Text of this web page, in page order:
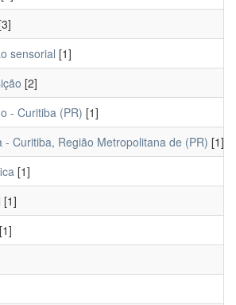
[3]
sensorial [1]
[2]
- Curitiba (PR) [1]
- Curitiba, Região Metropolitana de (PR) [1]
[1]
[1]
[1]